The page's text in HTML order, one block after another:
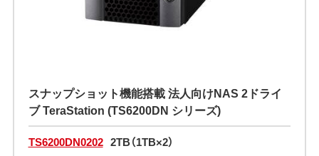
スナップショット機能搭載 法人向けNAS 2ドライ
ブ TeraStation (TS6200DN シリーズ)
TS6200DN0202 2TB（1TB×2）